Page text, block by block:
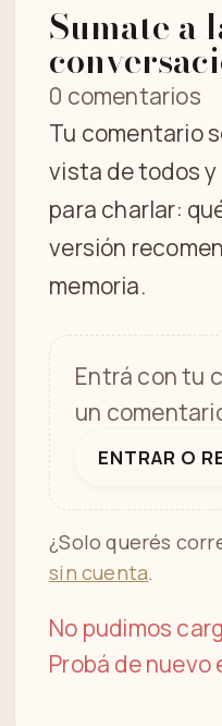
Sumate a
0 comentarios
Tu comentario
vista de todos y
para charlar:
versión
memoria.
Entrá con tu
un
ENTRAR O
¿Solo querés
sin cuenta.
No pudimos
Probá de nuevo